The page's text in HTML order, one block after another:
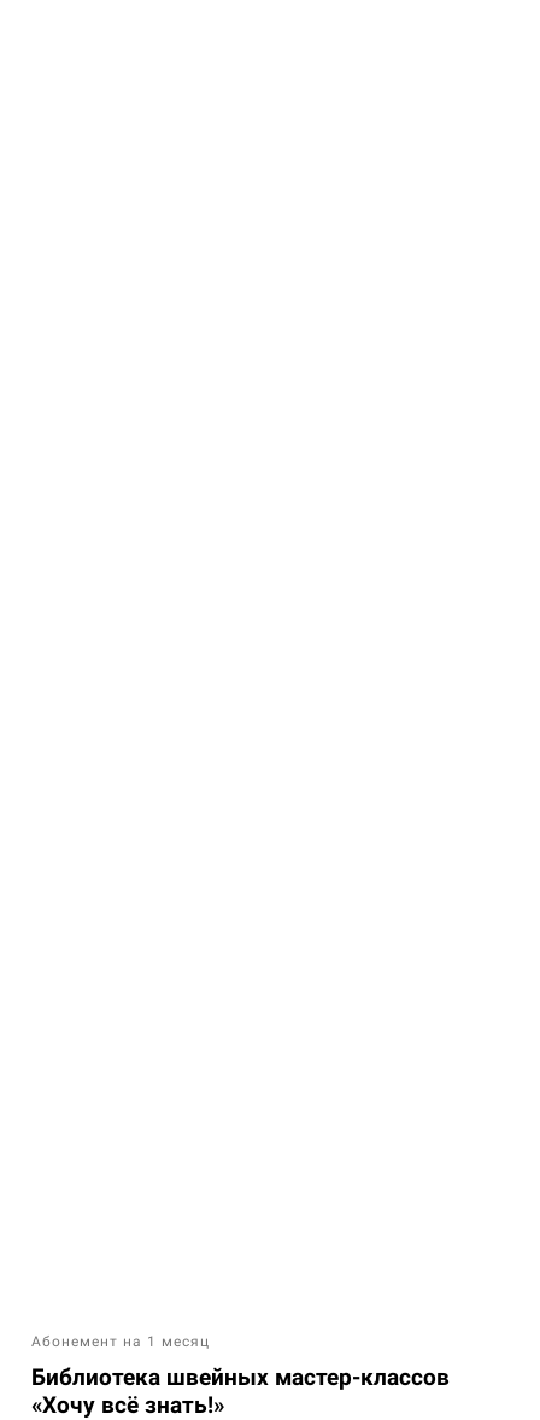
Абонемент на 1 месяц
Библиотека швейных мастер-классов
«Хочу всё знать!»